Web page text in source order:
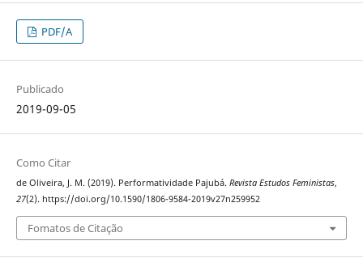
PDF/A
Publicado
2019-09-05
Como Citar
de Oliveira, J. M. (2019). Performatividade Pajubá. Revista Estudos Feministas,
27(2). https://doi.org/10.1590/1806-9584-2019v27n259952
Fomatos de Citação